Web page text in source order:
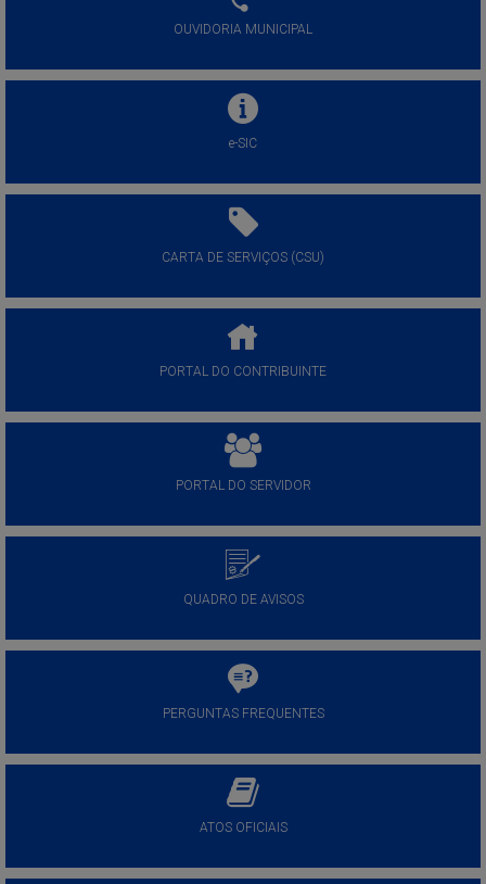
OUVIDORIA MUNICIPAL
e-SIC
CARTA DE SERVIÇOS (CSU)
PORTAL DO CONTRIBUINTE
PORTAL DO SERVIDOR
QUADRO DE AVISOS
PERGUNTAS FREQUENTES
ATOS OFICIAIS